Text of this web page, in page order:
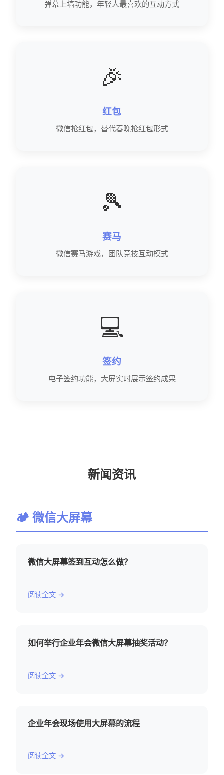
弹幕上墙功能，年轻人最喜欢的互动方式
🎉
红包
微信抢红包，替代春晚抢红包形式
🎾
赛马
微信赛马游戏，团队竞技互动模式
💻
签约
电子签约功能，大屏实时展示签约成果
新闻资讯
🏕 微信大屏幕
微信大屏幕签到互动怎么做？
阅读全文 →
如何举行企业年会微信大屏幕抽奖活动？
阅读全文 →
企业年会现场使用大屏幕的流程
阅读全文 →